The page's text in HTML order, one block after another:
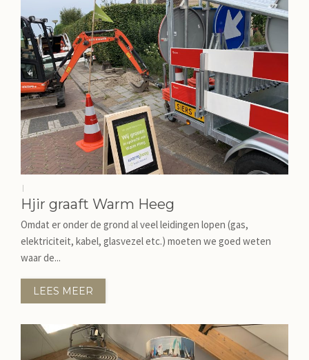
|
Hjir graaft Warm Heeg
Omdat er onder de grond al veel leidingen lopen (gas,
elektriciteit, kabel, glasvezel etc.) moeten we goed weten
waar de...
LEES MEER